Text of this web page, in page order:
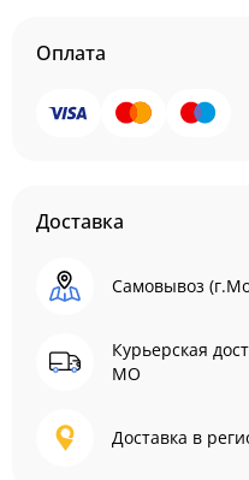
Оплата
Доставка
Самовывоз
Курьерская
МО
Доставка в